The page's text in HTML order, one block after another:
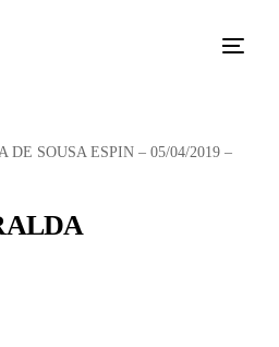
DE SOUSA ESPIN – 05/04/2019 –